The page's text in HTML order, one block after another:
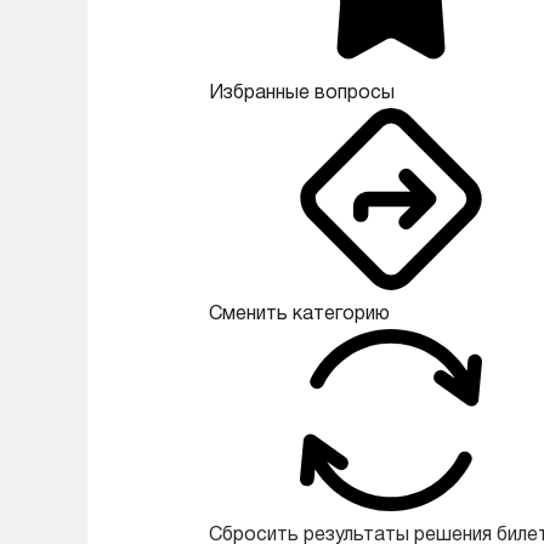
Избранные вопросы
Сменить категорию
Сбросить результаты решения